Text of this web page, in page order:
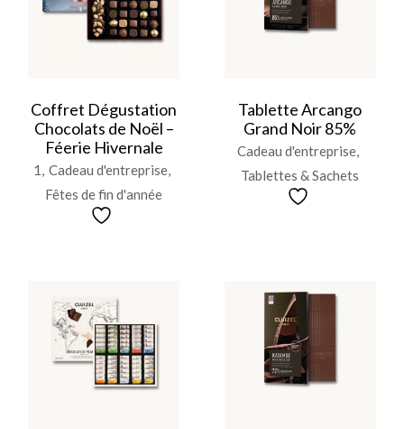
Coffret Dégustation
Chocolats de Noël –
Féerie Hivernale
1 Cadeau d'entreprise
Fêtes de fin d'année
Tablette Arcango
Grand Noir 85%
Cadeau d'entreprise
Tablettes & Sachets